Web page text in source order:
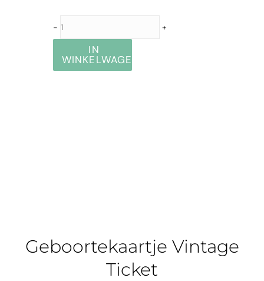
- +
IN
WINKELWAGEN
Geboortekaartje Vintage
Ticket